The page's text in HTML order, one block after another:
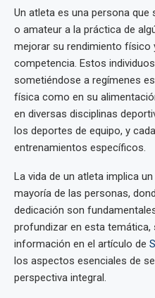
Un atleta es una persona
o amateur a la práctica de
mejorar su rendimiento físico
competencia. Estos
sometiéndose a regímenes
física como en su
en diversas disciplinas
los deportes de equipo, y
entrenamientos específicos.
La vida de un atleta implica
mayoría de las personas,
dedicación son
profundizar en esta temática,
información en el artículo de
los aspectos esenciales de
perspectiva integral.